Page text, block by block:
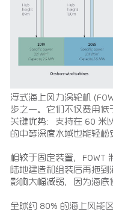
浮式海上风力涡轮机
步之一。它们不仅费用
关键优势：支持在 60 米
的中等深度水域也能轻松
相较于固定装置，FOWT
陆地建造和组装后再拖到
影响大幅减弱，因为海底
全球约 80% 的海上风能